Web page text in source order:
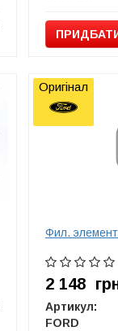
Фил.
2 148
Артикул:
FORD
Оригінал